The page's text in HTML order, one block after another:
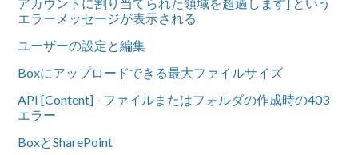
アカウントに割り当てられた領域を超過します] という
エラーメッセージが表示される
ユーザーの設定と編集
Boxにアップロードできる最大ファイルサイズ
API [Content] - ファイルまたはフォルダの作成時の403
エラー
BoxとSharePoint